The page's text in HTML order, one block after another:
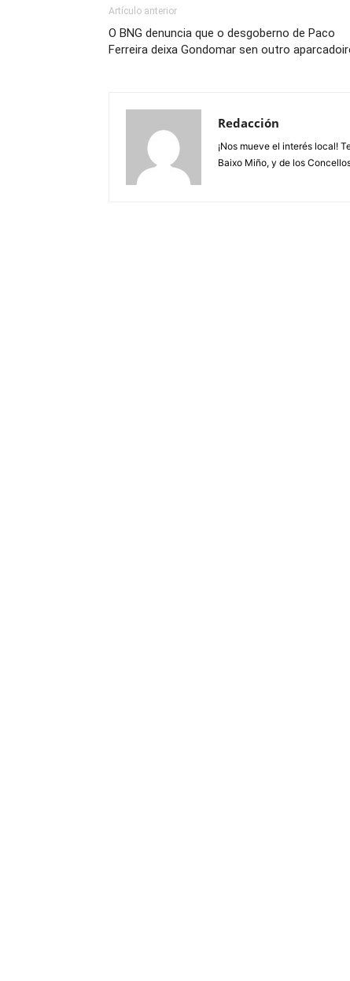
Artículo anterior
O BNG denuncia que o desgoberno de Paco
Ferreira deixa Gondomar sen outro
Redacción
¡Nos mueve el interés local!
Baixo Miño, y de los